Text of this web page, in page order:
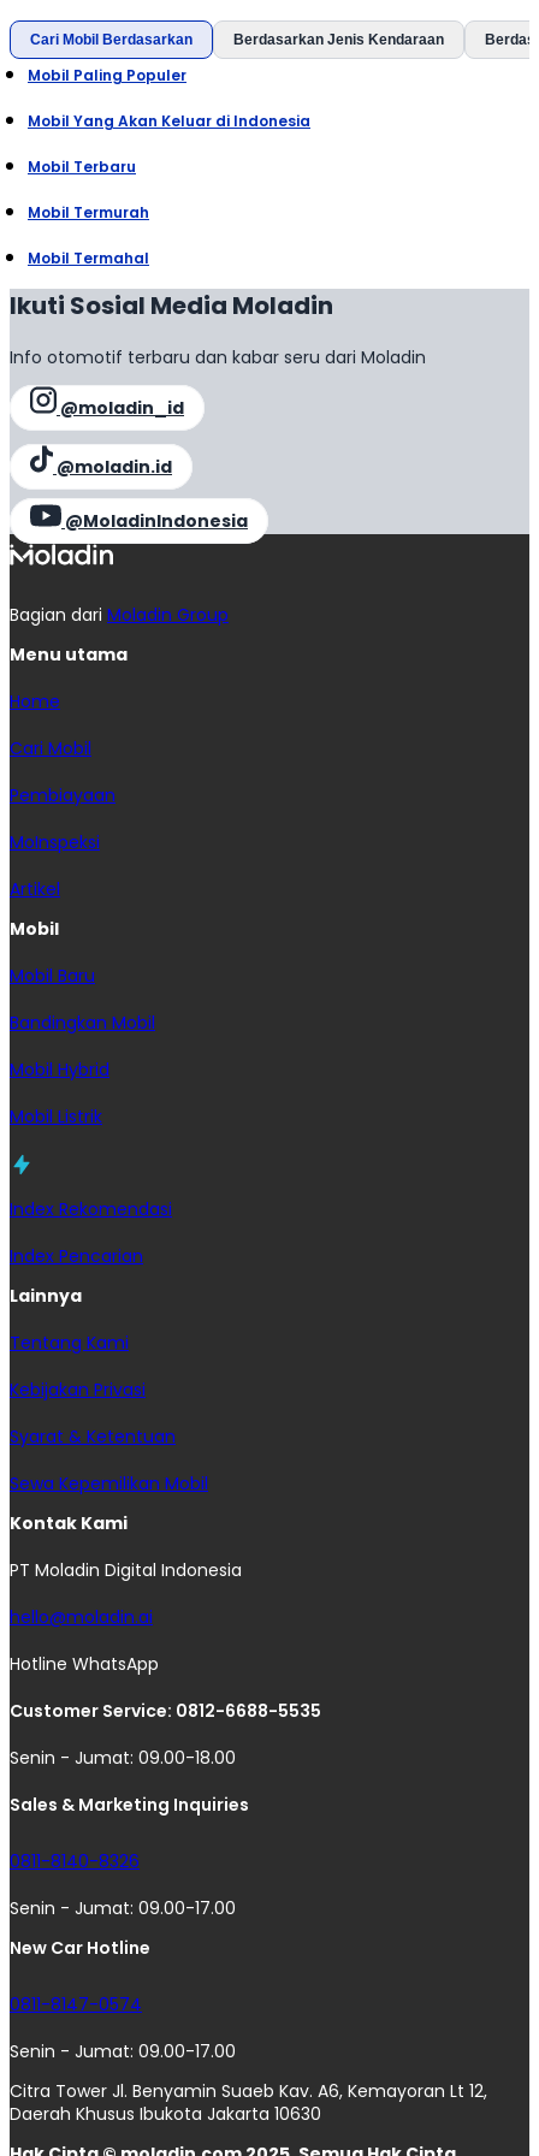
Cari Mobil Berdasarkan Berdasarkan Jenis Kendaraan
Mobil Paling Populer
Mobil Yang Akan Keluar di Indonesia
Mobil Terbaru
Mobil Termurah
Mobil Termahal
Ikuti Sosial Media Moladin
Info otomotif terbaru dan kabar seru dari Moladin
@moladin_id
@moladin.id
@MoladinIndonesia
Bagian dari Moladin Group
Menu utama
Home
Cari Mobil
Pembiayaan
MoInspeksi
Artikel
Mobil
Mobil Baru
Bandingkan Mobil
Mobil Hybrid
Mobil Listrik
Index Rekomendasi
Index Pencarian
Lainnya
Tentang Kami
Kebijakan Privasi
Syarat & Ketentuan
Sewa Kepemilikan Mobil
Kontak Kami
PT Moladin Digital Indonesia
hello@moladin.ai
Hotline WhatsApp
Customer Service: 0812-6688-5535
Senin - Jumat: 09.00-18.00
Sales & Marketing Inquiries
0811-8140-8326
Senin - Jumat: 09.00-17.00
New Car Hotline
0811-8147-0574
Senin - Jumat: 09.00-17.00
Citra Tower Jl. Benyamin Suaeb Kav. A6, Kemayoran Lt 12,
Daerah Khusus Ibukota Jakarta 10630